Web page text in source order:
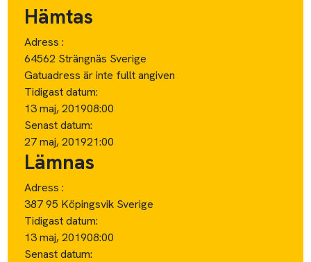
Hämtas
Adress :
64562 Strängnäs Sverige
Gatuadress är inte fullt angiven
Tidigast datum:
13 maj, 201908:00
Senast datum:
27 maj, 201921:00
Lämnas
Adress :
387 95 Köpingsvik Sverige
Tidigast datum:
13 maj, 201908:00
Senast datum: